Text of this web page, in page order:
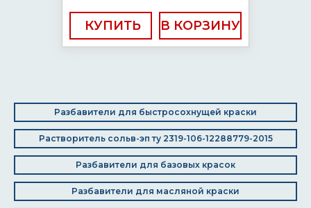
КУПИТЬ
Разбавители для быстросохнущей краски
Растворитель сольв-эп ту 2319-106-12288779-2015
Разбавители для базовых красок
Разбавители для масляной краски